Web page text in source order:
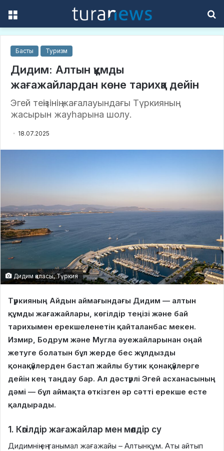
Басты Туризм
Дидим: Алтын құмды
жағажайлардан көне тарихқа дейін
Эгей теңізінің жағалауындағы Түркияның
жасырын жауһарына шолу.
18.07.2025
Дидим қаласы, Түркия
Түркияның Айдын аймағындағы Дидим — алтын
құмды жағажайлары, көгілдір теңізі және бай
тарихымен ерекшеленетін қайталанбас мекен.
Измир, Бодрум және Мугла әуежайларынан оңай
жетуге болатын бұл жерде бес жұлдызды
қонақүйлерден бастап жайлы бутик қонақүйлерге
дейін кең таңдау бар. Ал дәстүрлі Эгей асханасының
дәмі — бұл аймақта өткізген әр сәтті ерекше есте
қалдырады.
1. Көгілдір жағажайлар мен мөлдір су
Дидимнің ең танымал жағажайы – Алтынқұм. Аты айтып